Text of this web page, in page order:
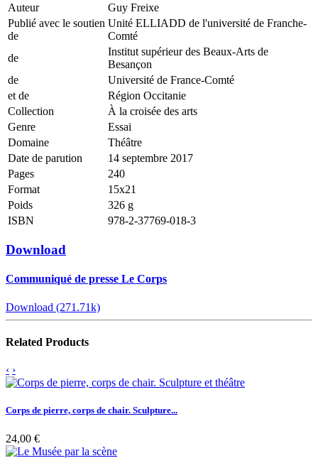
Auteur
Guy Freixe
Publié avec le soutien
de
Unité ELLIADD de l'université de Franche-
Comté
de
Institut supérieur des Beaux-Arts de
Besançon
de
Université de France-Comté
et de
Région Occitanie
Collection
À la croisée des arts
Genre
Essai
Domaine
Théâtre
Date de parution
14 septembre 2017
Pages
240
Format
15x21
Poids
326 g
ISBN
978-2-37769-018-3
Download
Communiqué de presse Le Corps
Download (271.71k)
Related Products
‹ ›
Corps de pierre, corps de chair. Sculpture...
24,00 €